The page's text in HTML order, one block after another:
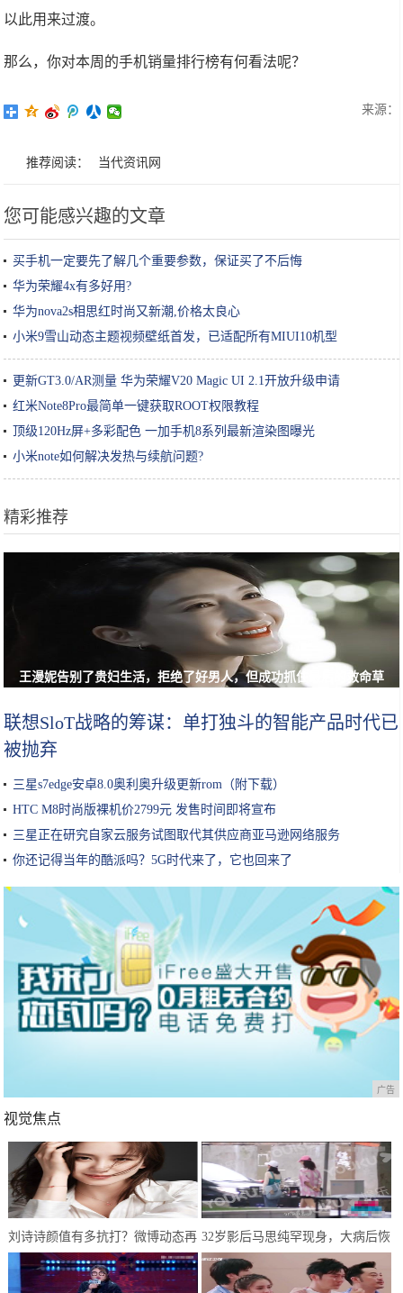
以此用来过渡。
那么，你对本周的手机销量排行榜有何看法呢？
来源：
推荐阅读： 当代资讯网
您可能感兴趣的文章
买手机一定要先了解几个重要参数，保证买了不后悔
华为荣耀4x有多好用?
华为nova2s相思红时尚又新潮,价格太良心
小米9雪山动态主题视频壁纸首发，已适配所有MIUI10机型
更新GT3.0/AR测量 华为荣耀V20 Magic UI 2.1开放升级申请
红米Note8Pro最简单一键获取ROOT权限教程
顶级120Hz屏+多彩配色 一加手机8系列最新渲染图曝光
小米note如何解决发热与续航问题?
精彩推荐
王漫妮告别了贵妇生活，拒绝了好男人，但成功抓住最后的救命草
联想SloT战略的筹谋：单打独斗的智能产品时代已
被抛弃
三星s7edge安卓8.0奥利奥升级更新rom（附下载）
HTC M8时尚版裸机价2799元 发售时间即将宣布
三星正在研究自家云服务试图取代其供应商亚马逊网络服务
你还记得当年的酷派吗？5G时代来了，它也回来了
广告
视觉焦点
刘诗诗颜值有多抗打？微博动态再
次刷新认知，网友：婚后生活和谐
32岁影后马思纯罕现身，大病后恢
复良好，只是体型仍肥胖惹人担忧